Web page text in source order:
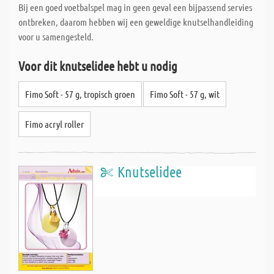
Bij een goed voetbalspel mag in geen geval een bijpassend servies
ontbreken, daarom hebben wij een geweldige knutselhandleiding
voor u samengesteld.
Voor dit knutselidee hebt u nodig
Fimo Soft - 57 g, tropisch groen Fimo Soft - 57 g, wit
Fimo acryl roller
Knutselidee